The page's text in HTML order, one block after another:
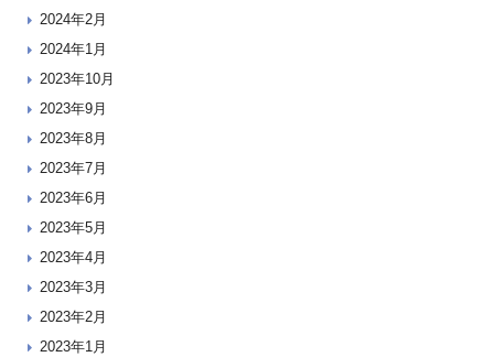
2024年2月
2024年1月
2023年10月
2023年9月
2023年8月
2023年7月
2023年6月
2023年5月
2023年4月
2023年3月
2023年2月
2023年1月